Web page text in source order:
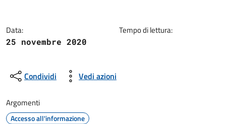
Data:
25 novembre 2020
Tempo di lettura:
Condividi Vedi azioni
Argomenti
Accesso all'informazione